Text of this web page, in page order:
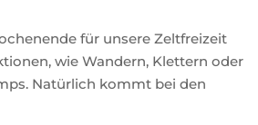
für unsere Zeltfreizeit
wie Wandern, Klettern oder
Natürlich kommt bei den